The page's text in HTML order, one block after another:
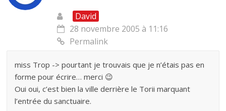
David
28 novembre 2005 à 11:16
Permalink
miss Trop -> pourtant je trouvais que je n’étais pas en
forme pour écrire… merci 😉
Oui oui, c’est bien la ville derrière le Torii marquant
l’entrée du sanctuaire.